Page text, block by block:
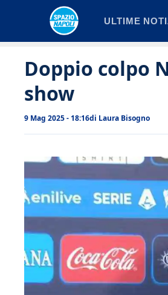
ULTIME
Doppio colpo
show
9 Mag 2025 - 18:16di Laura Bisogno